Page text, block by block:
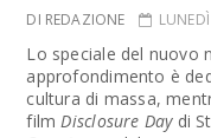
DI REDAZIONE
Lo speciale del nuovo
approfondimento è
cultura di massa,
filmDisclosure Daydi